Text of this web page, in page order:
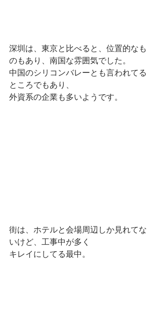
深圳は、東京と比べると、位置的なも
のもあり、南国な雰囲気でした。
中国のシリコンバレーとも言われてる
ところでもあり、
外資系の企業も多いようです。
街は、ホテルと会場周辺しか見れてな
いけど、工事中が多く
キレイにしてる最中。